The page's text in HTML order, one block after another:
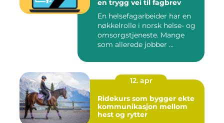
en trygg vei til fagbrev
En helsefagarbeider har en
nøkkelrolle i norsk helse- og
omsorgstjeneste. Mange
som allerede jobber ...
12. apr
Ridekurs som bygger ekte
kommunikasjon mellom
hest og rytter